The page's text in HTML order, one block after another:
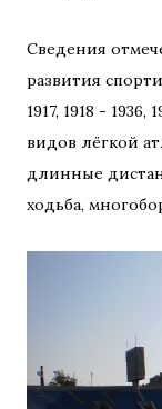
Сведения
развития
1917, 1918 -
видов лёгкой
длинные
ходьба,